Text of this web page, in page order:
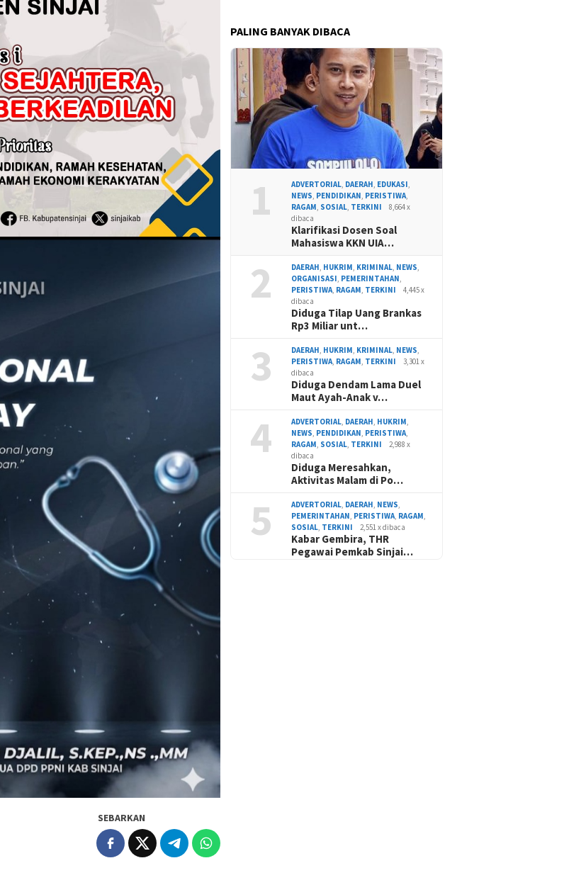
SEBARKAN
PALING BANYAK DIBACA
1 ADVERTORIAL DAERAH EDUKASI
NEWS PENDIDIKAN PERISTIWA
RAGAM SOSIAL TERKINI
8,664 x
dibaca
Klarifikasi Dosen Soal
Mahasiswa KKN UIA…
2 DAERAH HUKRIM KRIMINAL NEWS
ORGANISASI PEMERINTAHAN
PERISTIWA RAGAM TERKINI
4,445 x
dibaca
Diduga Tilap Uang Brankas
Rp3 Miliar unt…
3 DAERAH HUKRIM KRIMINAL NEWS
PERISTIWA RAGAM TERKINI
3,301 x
dibaca
Diduga Dendam Lama Duel
Maut Ayah-Anak v…
4 ADVERTORIAL DAERAH HUKRIM
NEWS PENDIDIKAN PERISTIWA
RAGAM SOSIAL TERKINI
2,988 x
dibaca
Diduga Meresahkan,
Aktivitas Malam di Po…
5 ADVERTORIAL DAERAH NEWS
PEMERINTAHAN PERISTIWA RAGAM
SOSIAL TERKINI 2,551 x dibaca
Kabar Gembira, THR
Pegawai Pemkab Sinjai…